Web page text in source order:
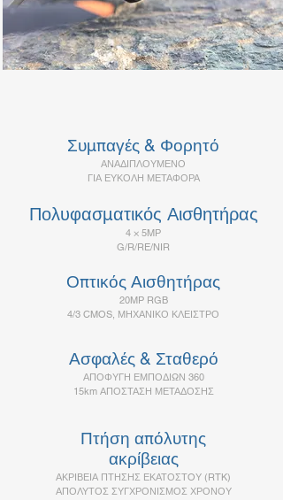
Συμπαγές & Φορητό
ΑΝΑΔΙΠΛΟΥΜΕΝΟ
ΓΙΑ ΕΥΚΟΛΗ ΜΕΤΑΦΟΡΑ
Πολυφασματικός Αισθητήρας
4 × 5MP
G/R/RE/NIR
Οπτικός Αισθητήρας
20MP RGB
4/3 CMOS, ΜΗΧΑΝΙΚΟ ΚΛΕΙΣΤΡΟ
Ασφαλές & Σταθερό
ΑΠΟΦΥΓΗ ΕΜΠΟΔΙΩΝ 360
15km ΑΠΟΣΤΑΣΗ ΜΕΤΑΔΟΣΗΣ
Πτήση απόλυτης
ακρίβειας
ΑΚΡΙΒΕΙΑ ΠΤΗΣΗΣ ΕΚΑΤΟΣΤOΥ (RTK)
ΑΠΟΛΥΤΟΣ ΣΥΓΧΡΟΝΙΣΜΟΣ ΧΡΟΝΟΥ